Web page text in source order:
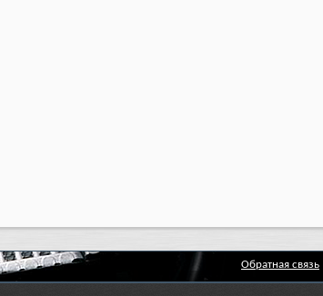
Обратная связь